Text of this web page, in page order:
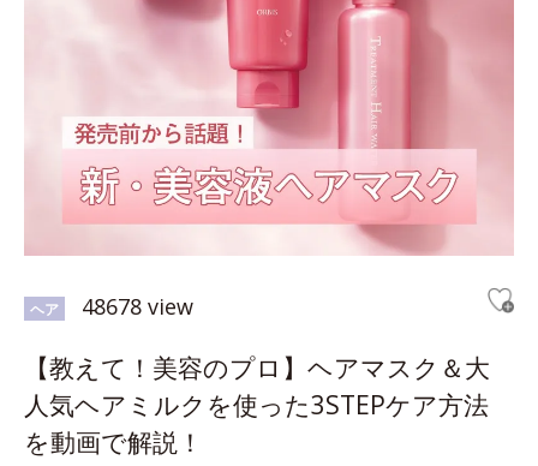
ヘア 48678 view
【教えて！美容のプロ】ヘアマスク＆大
人気ヘアミルクを使った3STEPケア方法
を動画で解説！